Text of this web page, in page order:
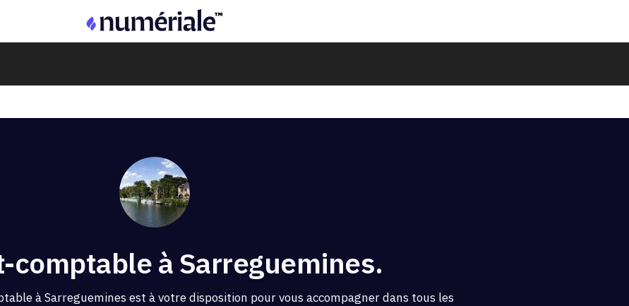
comptable à Sarreguemines.
à Sarreguemines est à votre disposition pour vous accompagner dans tous les